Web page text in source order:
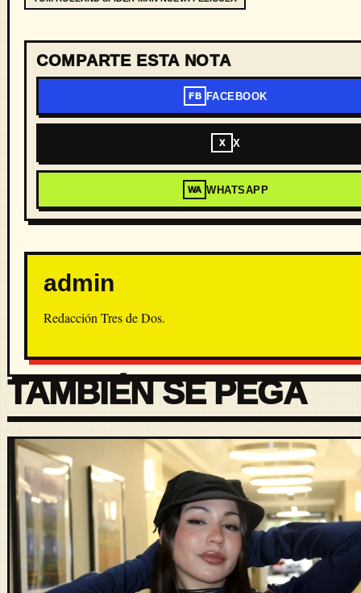
COMPARTE ESTA NOTA
FB FACEBOOK
X X
WA WHATSAPP
admin
Redacción Tres de Dos.
TAMBIÉN SE PEGA